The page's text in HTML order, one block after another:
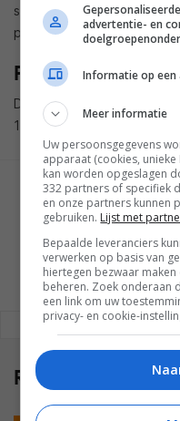
stem ook helder en vol en
pro.
Prijs en
De JBL EasySing Mic Mini
149,99 euro.
REAGEREN
Reacties
advertentie- en
Informatie op een
Meer informatie
Uw persoonsgegevens
apparaat (cookies,
kan worden opgeslagen
332 partners of specifiek
en onze partners kunnen
gebruiken. Lijst met
Bepaalde leveranciers
verwerken op basis van
hiertegen bezwaar
beheren. Zoek onderaan
een link om uw
privacy- en cookie-